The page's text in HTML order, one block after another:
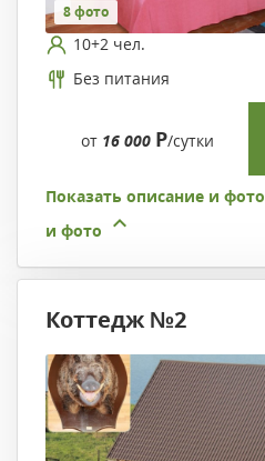
8 фото
10+2 чел.
Без питания
от 16 000 Р/сутки
Показать описание и фото
и фото
Коттедж №2